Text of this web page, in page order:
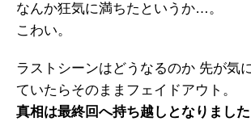
なんか狂気に満ちたというか…。
こわい。
ラストシーンはどうなるのか 先が気
ていたらそのままフェイドアウト。
真相は最終回へ持ち越しとなりました